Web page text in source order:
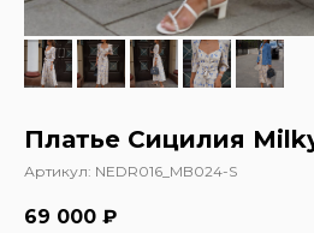
Платье Сицилия
Артикул: NEDR016_MB024-S
69 000 ₽